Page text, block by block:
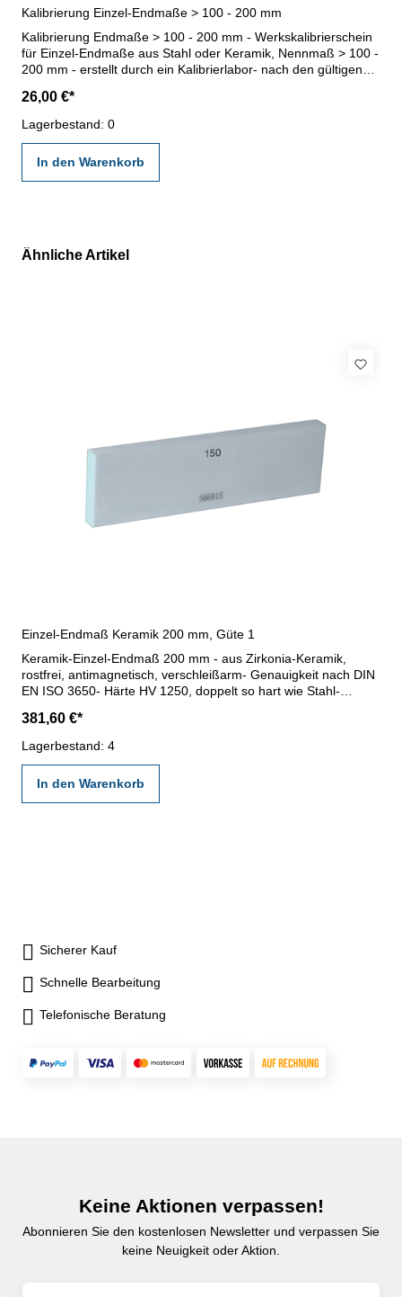
Kalibrierung Einzel-Endmaße > 100 - 200 mm
Kalibrierung Endmaße > 100 - 200 mm - Werkskalibrierschein
für Einzel-Endmaße aus Stahl oder Keramik, Nennmaß > 100 -
200 mm - erstellt durch ein Kalibrierlabor- nach den gültigen
Werksnormen
26,00 €*
Lagerbestand: 0
In den Warenkorb
Produktgalerie überspringen
Ähnliche Artikel
Einzel-Endmaß Keramik 200 mm, Güte 1
Keramik-Einzel-Endmaß 200 mm - aus Zirkonia-Keramik,
rostfrei, antimagnetisch, verschleißarm- Genauigkeit nach DIN
EN ISO 3650- Härte HV 1250, doppelt so hart wie Stahl-
381,60 €*
Lagerbestand: 4
In den Warenkorb
Sicherer Kauf
Schnelle Bearbeitung
Telefonische Beratung
Keine Aktionen verpassen!
Abonnieren Sie den kostenlosen Newsletter und verpassen Sie
keine Neuigkeit oder Aktion.